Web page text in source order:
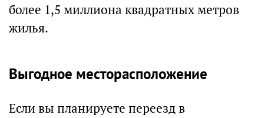
более 1,5 миллиона квадратных метров
жилья.
Выгодное месторасположение
Если вы планируете переезд в